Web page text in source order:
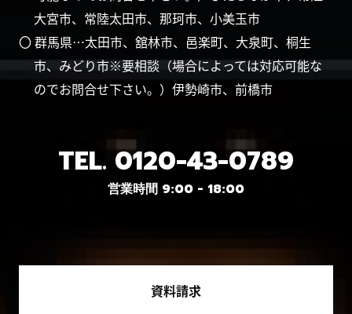
大宮市、常陸太田市、那珂市、小美玉市
〇 群馬県…太田市、舘林市、邑楽町、大泉町、桐生
市、みどり市※要相談（場合によっては対応可能な
のでお問合せ下さい。）伊勢崎市、前橋市
TEL. 0120-43-0789
営業時間 9:00 - 18:00
資料請求